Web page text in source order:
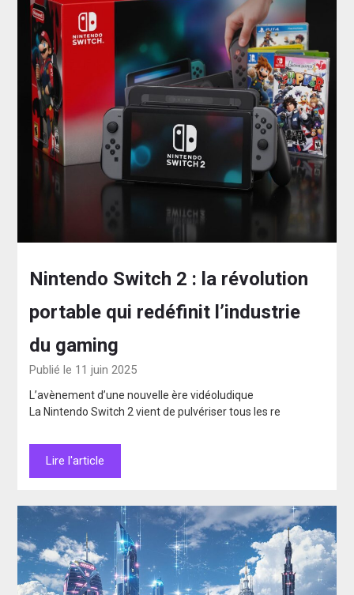
Nintendo Switch 2 : la révolution
portable qui redéfinit l’industrie
du gaming
Publié le 11 juin 2025
L’avènement d’une nouvelle ère vidéoludique
La Nintendo Switch 2 vient de pulvériser tous les re
Lire l'article